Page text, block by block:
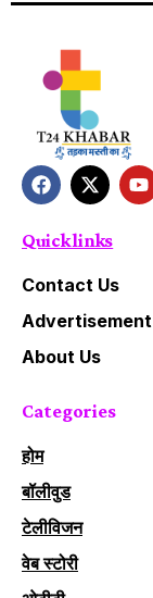
Quick links
Contact Us
Advertisement
About Us
Categories
होम
बॉलीवुड
टेलीविजन
वेब स्टोरी